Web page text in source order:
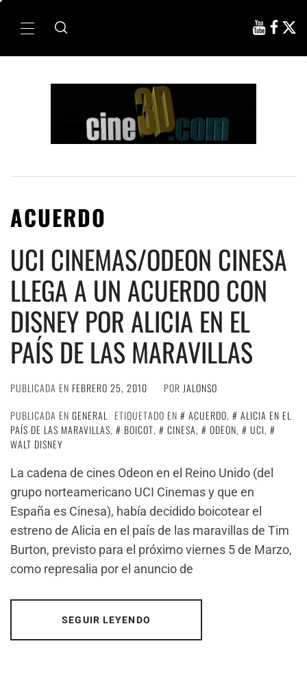
Menú
ACUERDO
UCI CINEMAS/ODEON CINESA
LLEGA A UN ACUERDO CON
DISNEY POR ALICIA EN EL
PAÍS DE LAS MARAVILLAS
PUBLICADA EN FEBRERO 25, 2010 POR JALONSO
PUBLICADA EN GENERAL ETIQUETADO EN ACUERDO,
ALICIA EN EL
PAÍS DE LAS MARAVILLAS, BOICOT, CINESA, ODEON, UCI,
WALT DISNEY
La cadena de cines Odeon en el Reino Unido (del
grupo norteamericano UCI Cinemas y que en
España es Cinesa), había decidido boicotear el
estreno de Alicia en el país de las maravillas de Tim
Burton, previsto para el próximo viernes 5 de Marzo,
como represalia por el anuncio de
SEGUIR LEYENDO